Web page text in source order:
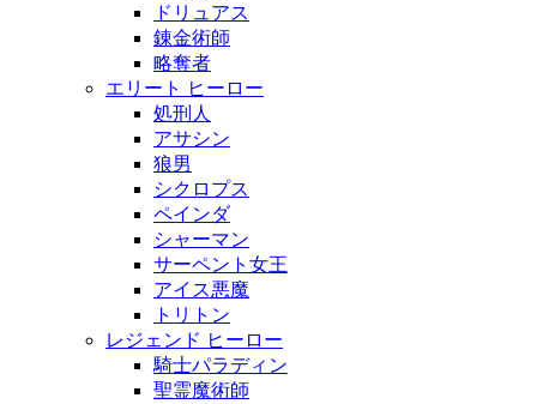
ドリュアス
錬金術師
略奪者
エリート ヒーロー
処刑人
アサシン
狼男
シクロプス
ペインダ
シャーマン
サーペント女王
アイス悪魔
トリトン
レジェンド ヒーロー
騎士パラディン
聖霊魔術師